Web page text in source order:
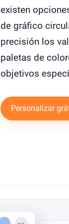
existen
de gráfico
precisión los
paletas de
objetivos
Personalizar